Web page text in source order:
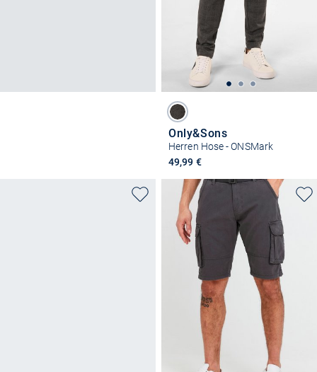
Only&Sons
Herren Hose - ONSMark
49,99 €